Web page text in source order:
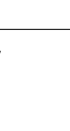
položky.